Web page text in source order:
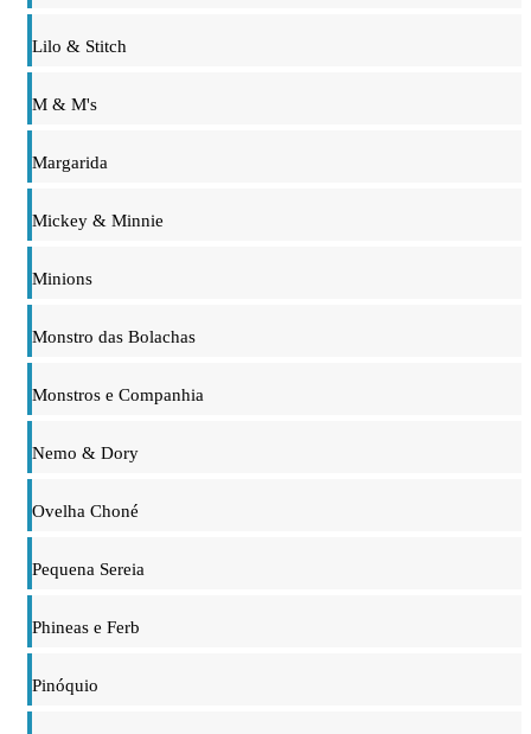
Lilo & Stitch
M & M's
Margarida
Mickey & Minnie
Minions
Monstro das Bolachas
Monstros e Companhia
Nemo & Dory
Ovelha Choné
Pequena Sereia
Phineas e Ferb
Pinóquio